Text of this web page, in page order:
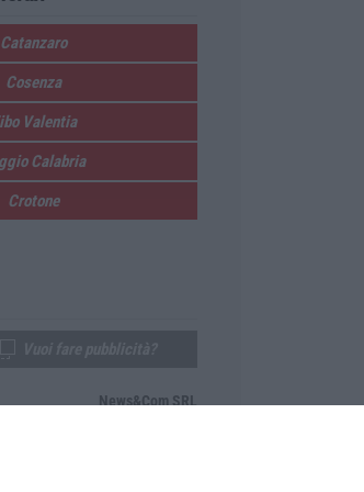
Catanzaro
Cosenza
Valentia
Calabria
Crotone
News&Com SRL